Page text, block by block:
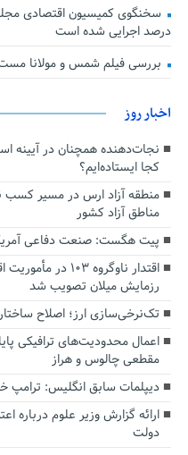
درصد اجرایی شده است
بررسی فیلم شمس و مولانا
اخبار روز
کجا ایستاده‌ایم؟
منطقه آزاد ارس در مسیر
مناطق آزاد کشور
پیت هگست: صنعت دفاعی
رزمایش میلان تصویب شد
تک‌نرخی‌سازی ارز؛ اصلاح
اعمال محدودیت‌های ترافیکی
مقطعی چالوس و هراز
دیپلمات سابق انگلیس:‌ ترامپ
ارائه گزارش وزیر علوم درباره
دولت